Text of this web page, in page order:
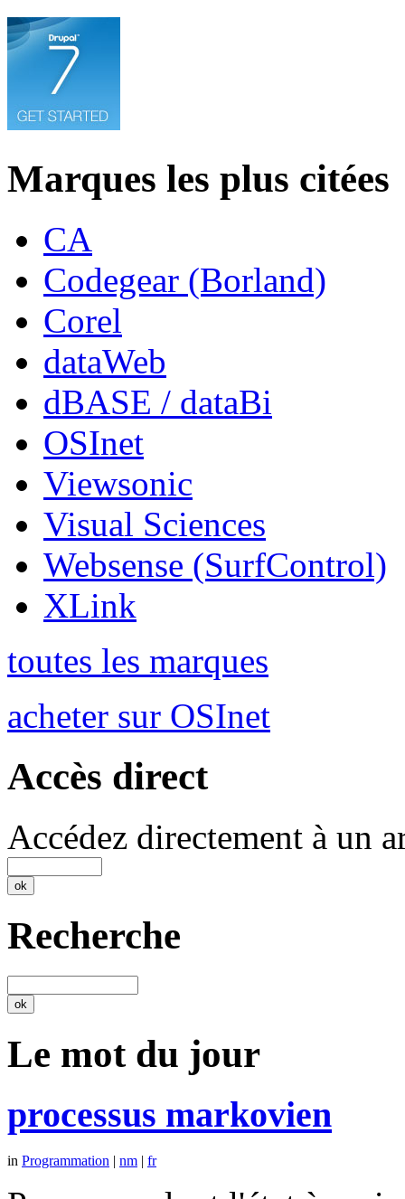
Marques les plus citées
CA
Codegear (Borland)
Corel
dataWeb
dBASE / dataBi
OSInet
Viewsonic
Visual Sciences
Websense (SurfControl)
XLink
toutes les marques
acheter sur OSInet
Accès direct
Accédez directement à un
Recherche
Le mot du jour
processus markovien
in Programmation | nm | fr